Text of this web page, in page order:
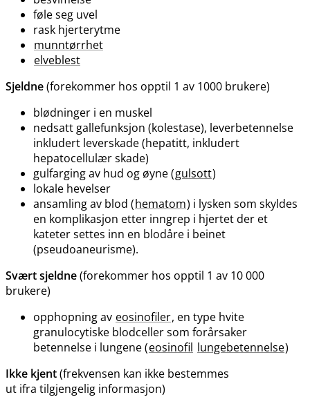
føle seg uvel
rask hjerterytme
munntørrhet
elveblest
Sjeldne(forekommer hos opptil 1 av 1000 brukere)
blødninger i en muskel
nedsatt gallefunksjon (kolestase), leverbetennelse
inkludert leverskade (hepatitt, inkludert
hepatocellulær skade)
gulfarging av hud og øyne (gulsott)
lokale hevelser
ansamling av blod (hematom) i lysken som skyldes
en komplikasjon etter inngrep i hjertet der et
kateter settes inn en blodåre i beinet
(pseudoaneurisme).
Svært sjeldne(forekommer hos opptil 1 av 10 000
brukere)
opphopning av eosinofiler, en type hvite
granulocytiske blodceller som forårsaker
betennelse i lungene (eosinofil lungebetennelse)
Ikke kjent(frekvensen kan ikke bestemmes
ut ifra tilgjengelig informasjon)